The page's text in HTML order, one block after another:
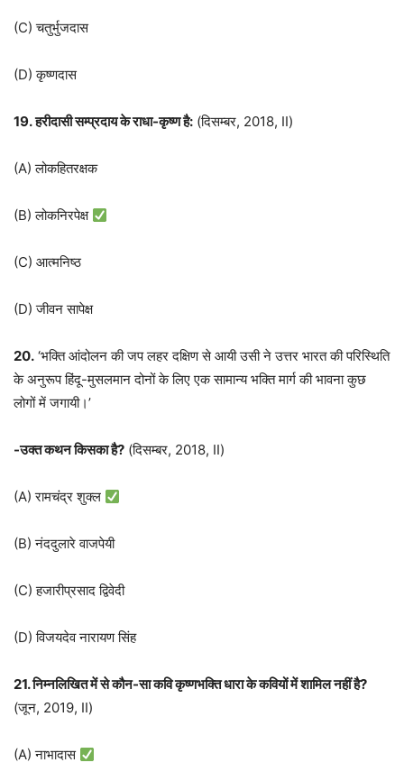
(C) चतुर्भुजदास
(D) कृष्णदास
19. हरीदासी सम्प्रदाय के राधा-कृष्ण है: (दिसम्बर, 2018, II)
(A) लोकहितरक्षक
(B) लोकनिरपेक्ष
(C) आत्मनिष्ठ
(D) जीवन सापेक्ष
20. ‘भक्ति आंदोलन की जप लहर दक्षिण से आयी उसी ने उत्तर भारत की परिस्थिति
के अनुरूप हिंदू-मुसलमान दोनों के लिए एक सामान्य भक्ति मार्ग की भावना कुछ
लोगों में जगायी।’
-उक्त कथन किसका है? (दिसम्बर, 2018, II)
(A) रामचंद्र शुक्ल
(B) नंददुलारे वाजपेयी
(C) हजारीप्रसाद द्विवेदी
(D) विजयदेव नारायण सिंह
21. निम्नलिखित में से कौन-सा कवि कृष्णभक्ति धारा के कवियों में शामिल नहीं है?
(जून, 2019, II)
(A) नाभादास